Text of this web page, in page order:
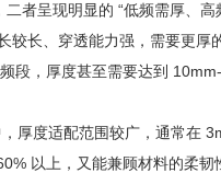
者呈现明显的 “低频需厚、
较长、穿透能力强，需要更
段，厚度甚至需要达到
，厚度适配范围较广，通常在
以上，又能兼顾材料的柔韧